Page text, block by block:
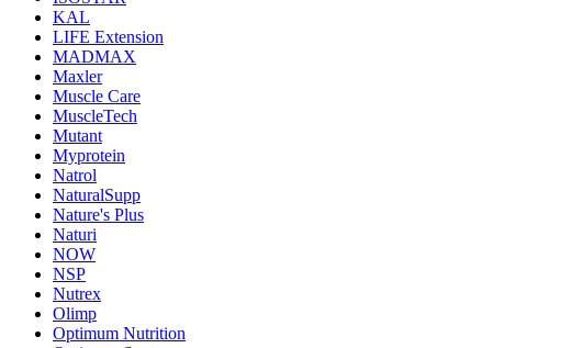
KAL
LIFE Extension
MADMAX
Maxler
Muscle Care
MuscleTech
Mutant
Myprotein
Natrol
NaturalSupp
Nature's Plus
Naturi
NOW
NSP
Nutrex
Olimp
Optimum Nutrition